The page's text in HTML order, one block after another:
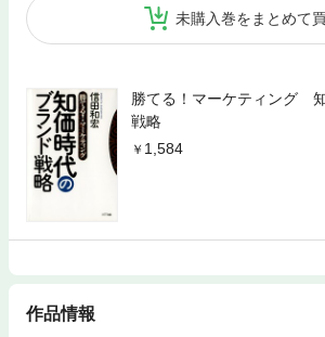
未購入巻をまとめて
勝てる！マーケティング
戦略
1,584
作品情報